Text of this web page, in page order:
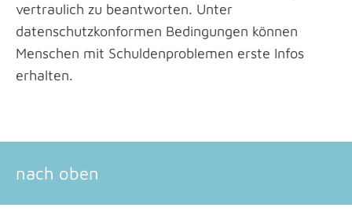
vertraulich zu beantworten. Unter
datenschutzkonformen Bedingungen können
Menschen mit Schuldenproblemen erste Infos
erhalten.
nach oben